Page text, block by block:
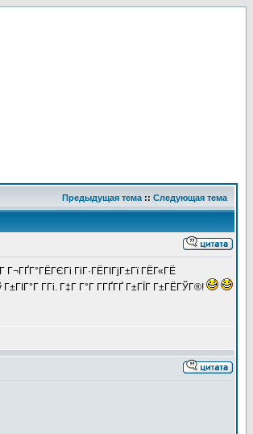
Предыдущая тема :: Следующая тема
ГіГ·ГЁГІГјГ±Гї ГЁГ«ГЁ
Г­Гі. Г‡Г Г°Г Г­ГҐГҐ Г±ГЇГ Г±ГЁГЎГ®!